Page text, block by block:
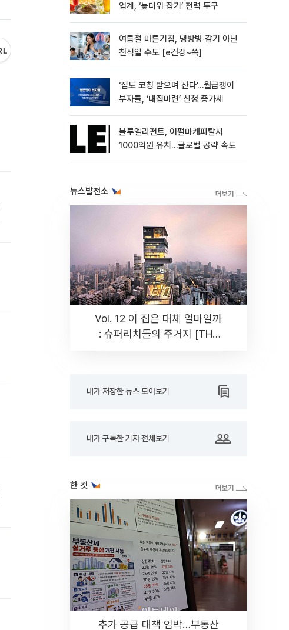
업계, ‘늦더위 잡기’ 전력 투구
여름철 마른기침, 냉방병‧감기 아닌
천식일 수도 [e건강~쏙]
‘집도 코칭 받으며 산다’…월급쟁이
부자들, ‘내집마련’ 신청 증가세
블루엘리펀트, 어펄마캐피탈서
1000억원 유치…글로벌 공략 속도
뉴스발전소
Vol. 12 이 집은 대체 얼마일까
: 슈퍼리치들의 주거지 [THE
내가 저장한 뉴스 모아보기
내가 구독한 기자 전체보기
한 컷
추가 공급 대책 임박…부동산